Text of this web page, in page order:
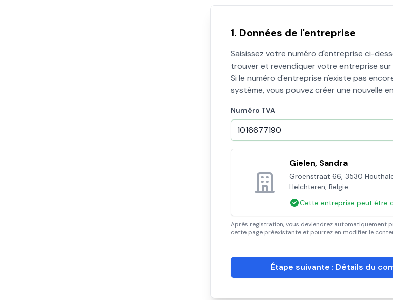
1. Données de l'entreprise
Saisissez votre numéro d'entreprise ci-
trouver et revendiquer votre entreprise
Si le numéro d'entreprise n'existe pas
système, vous pouvez créer une nouvelle
Numéro TVA
Gielen, Sandra
Groenstraat 66, 3530
Helchteren, België
Cette entreprise peut être
Après registration, vous deviendrez automatiquement
cette page préexistante et pourrez en modifier le
Étape suivante : Détails du